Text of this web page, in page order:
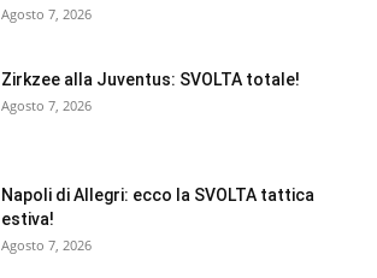
Agosto 7, 2026
Zirkzee alla Juventus: SVOLTA totale!
Agosto 7, 2026
Napoli di Allegri: ecco la SVOLTA tattica
estiva!
Agosto 7, 2026